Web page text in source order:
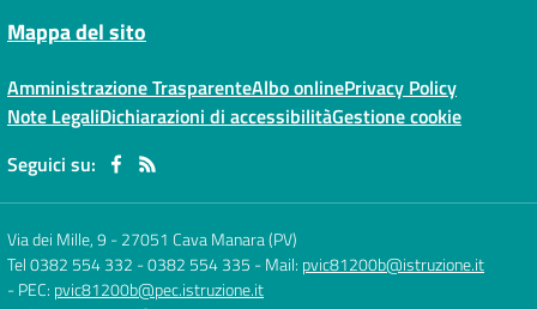
Mappa del sito
Amministrazione TrasparenteAlbo onlinePrivacy Policy
Note LegaliDichiarazioni di accessibilitàGestione cookie
Seguici su:
Via dei Mille, 9 -27051 Cava Manara (PV)
Tel 0382 554 332 - 0382 554 335 - Mail: pvic81200b@istruzione.it
- PEC: pvic81200b@pec.istruzione.it